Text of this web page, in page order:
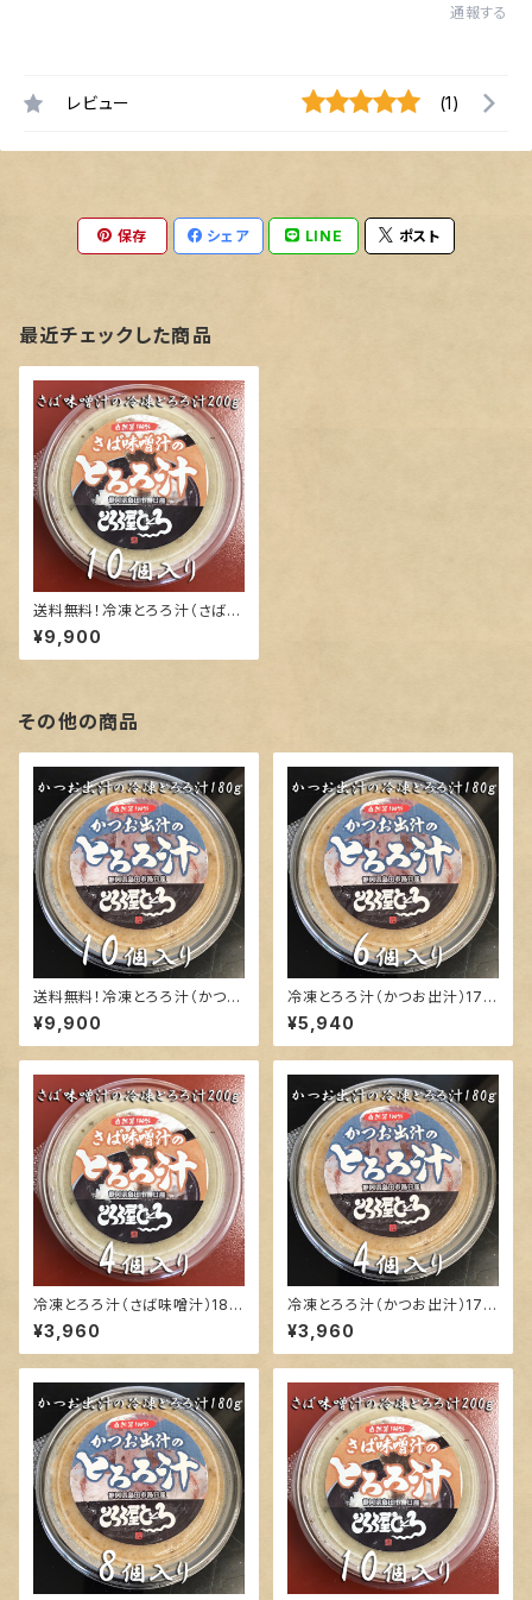
通報する
レビュー (1)
保存 シェア LINE ポスト
最近チェックした商品
送料無料！冷凍とろろ汁（さば味
噌汁）180ｇ×10個入り
¥9,900
その他の商品
送料無料！冷凍とろろ汁（かつお
出汁）170ｇ×10個入り
¥9,900
冷凍とろろ汁（かつお出汁）170
ｇ×6個入り
¥5,940
冷凍とろろ汁（さば味噌汁）180
ｇ×4個入り
¥3,960
冷凍とろろ汁（かつお出汁）170
ｇ×4個入り
¥3,960